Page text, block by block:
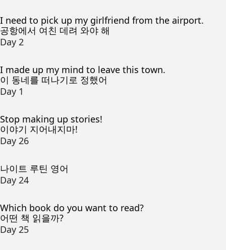
I need to pick up my girlfriend from the airport.
공항에서 여친 데려 와야 해
Day 2
I made up my mind to leave this town.
이 동네를 떠나기로 정했어
Day 1
Stop making up stories!
이야기 지어내지마!
Day 26
나이트 루틴 영어
Day 24
Which book do you want to read?
어떤 책 읽을까?
Day 25